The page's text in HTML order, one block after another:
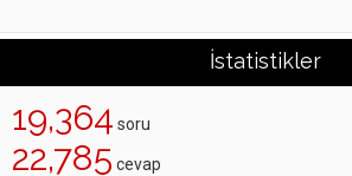
İstatistikler
19,364 soru
22,785 cevap